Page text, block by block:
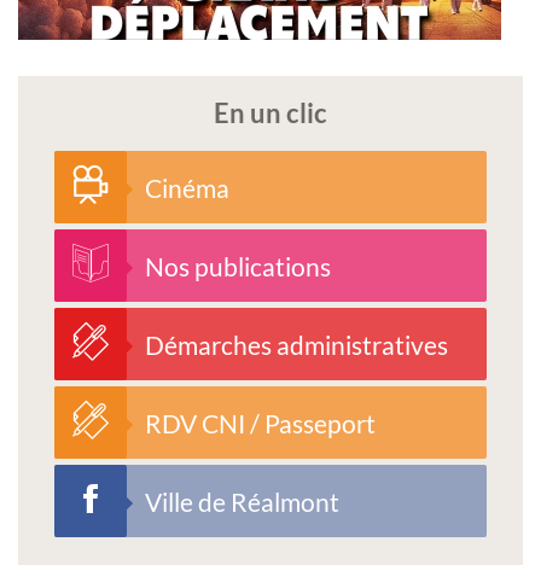
En un clic
Cinéma
Nos publications
Démarches administratives
RDV CNI / Passeport
Ville de Réalmont